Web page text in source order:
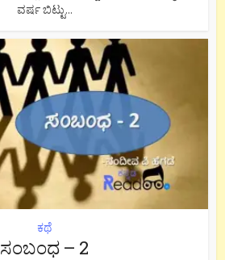
ವರ್ಷ ಬಿಟ್ಟು...
ಕಥೆ
ಸಂಬಂಧ – 2